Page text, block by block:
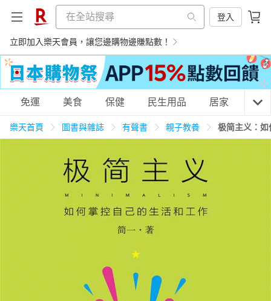
登入
立即加入樂天會員，讓您邊購物邊賺點數！
購物網分類
美食蛋糕 養生保健
3C家電 運動休閒
男裝
免運 美食 保健 民生用品 居家 3C
樂天首頁 圖書與雜誌 有聲書 親子教養 极简主义：